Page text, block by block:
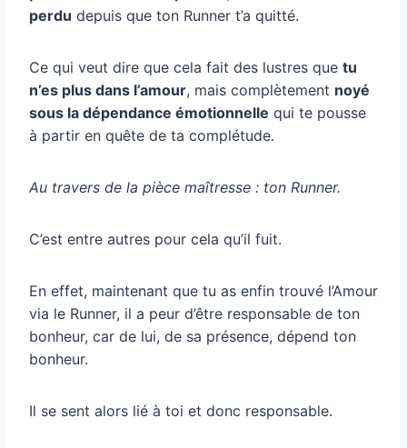
perdu depuis que ton Runner t’a quitté.
Ce qui veut dire que cela fait des lustres que tu
n’es plus dans l’amour, mais complètement noyé
sous la dépendance émotionnelle qui te pousse
à partir en quête de ta complétude.
Au travers de la pièce maîtresse : ton Runner.
C’est entre autres pour cela qu’il fuit.
En effet, maintenant que tu as enfin trouvé l’Amour
via le Runner, il a peur d’être responsable de ton
bonheur, car de lui, de sa présence, dépend ton
bonheur.
Il se sent alors lié à toi et donc responsable.